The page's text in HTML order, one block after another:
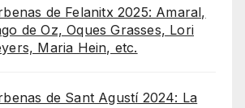
de Felanitx 2025: Amaral,
de Oz, Oques Grasses, Lori
Maria Hein, etc.
de Sant Agustí 2024: La